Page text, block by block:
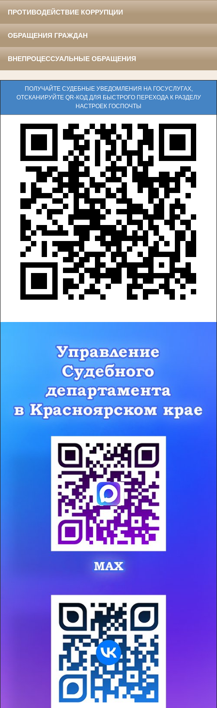
ПРОТИВОДЕЙСТВИЕ КОРРУПЦИИ
ОБРАЩЕНИЯ ГРАЖДАН
ВНЕПРОЦЕССУАЛЬНЫЕ ОБРАЩЕНИЯ
ПОЛУЧАЙТЕ СУДЕБНЫЕ УВЕДОМЛЕНИЯ НА ГОСУСЛУГАХ,
ОТСКАНИРУЙТЕ QR-КОД ДЛЯ БЫСТРОГО ПЕРЕХОДА К РАЗДЕЛУ
НАСТРОЕК ГОСПОЧТЫ